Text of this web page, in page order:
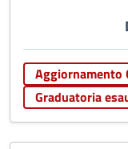
Aggiornamento
Graduatoria